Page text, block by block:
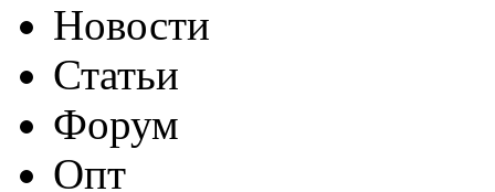
Новости
Статьи
Форум
Опт